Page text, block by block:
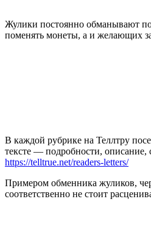
Жулики постоянно обманывают
поменять монеты, а и желающих
В каждой рубрике на Теллтру
тексте — подробности,
https://telltrue.net/readers-letters/
Примером обменника жуликов,
соответственно не стоит